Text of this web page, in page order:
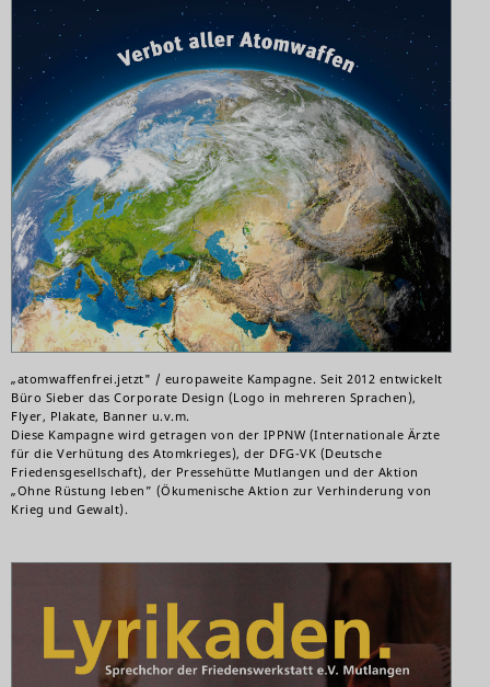
„atomwaffenfrei.jetzt" / europaweite Kampagne. Seit 2012 entwickelt
Büro Sieber das Corporate Design (Logo in mehreren Sprachen),
Flyer, Plakate, Banner u.v.m.
Diese Kampagne wird getragen von der IPPNW (Internationale Ärzte
für die Verhütung des Atomkrieges), der DFG-VK (Deutsche
Friedensgesellschaft), der Pressehütte Mutlangen und der Aktion
„Ohne Rüstung leben” (Ökumenische Aktion zur Verhinderung von
Krieg und Gewalt).